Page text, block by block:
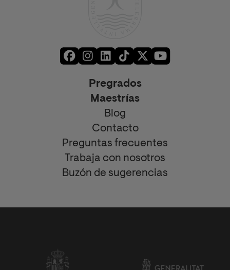
Pregrados
Maestrías
Blog
Contacto
Preguntas frecuentes
Trabaja con nosotros
Buzón de sugerencias